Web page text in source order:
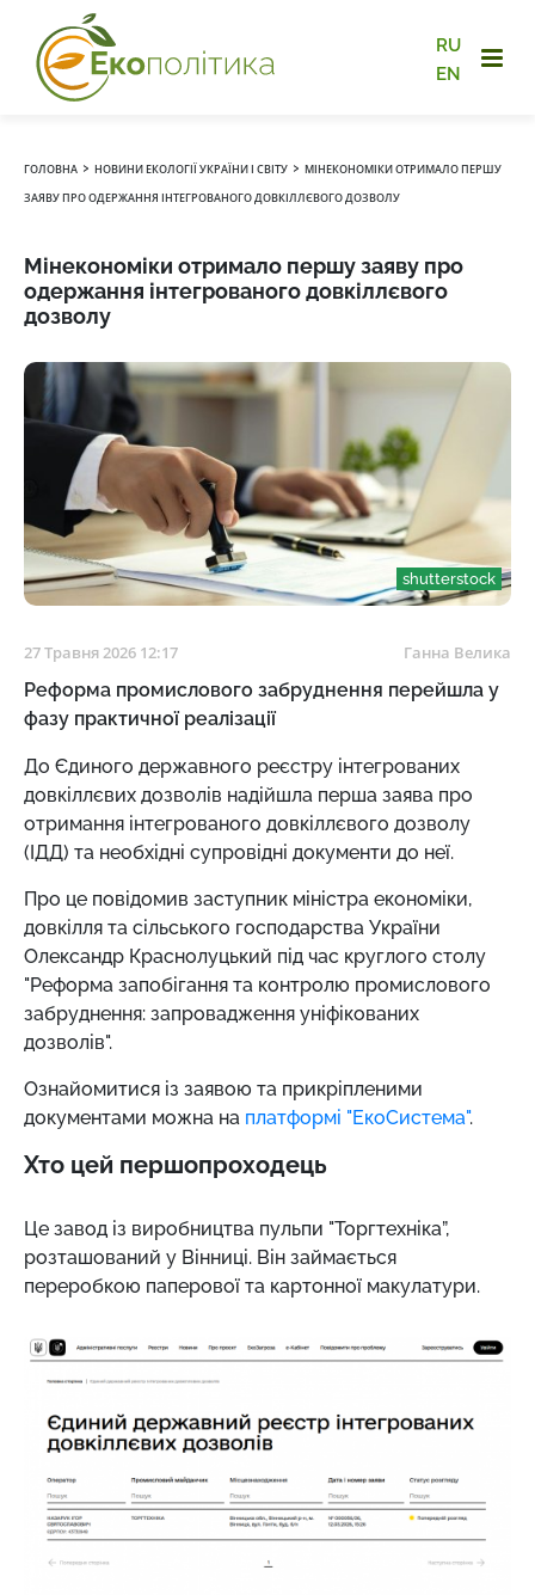
RU
EN
ГОЛОВНА › НОВИНИ ЕКОЛОГІЇ УКРАЇНИ І СВІТУ › МІНЕКОНОМІКИ ОТРИМАЛО ПЕРШУ
ЗАЯВУ ПРО ОДЕРЖАННЯ ІНТЕГРОВАНОГО ДОВКІЛЛЄВОГО ДОЗВОЛУ
Мінекономіки отримало першу заяву про
одержання інтегрованого довкіллєвого
дозволу
shutterstock
27 Травня 2026 12:17 Ганна Велика
Реформа промислового забруднення перейшла у
фазу практичної реалізації
До Єдиного державного реєстру інтегрованих
довкіллєвих дозволів надійшла перша заява про
отримання інтегрованого довкіллєвого дозволу
(ІДД) та необхідні супровідні документи до неї.
Про це повідомив заступник міністра економіки,
довкілля та сільського господарства України
Олександр Краснолуцький під час круглого столу
"Реформа запобігання та контролю промислового
забруднення: запровадження уніфікованих
дозволів".
Ознайомитися із заявою та прикріпленими
документами можна на платформі "ЕкоСистема".
Хто цей першопроходець
Це завод із виробництва пульпи "Торгтехніка”,
розташований у Вінниці. Він займається
переробкою паперової та картонної макулатури.